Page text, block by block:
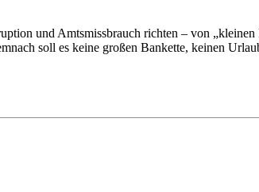
und Amtsmissbrauch richten – von „kleinen
soll es keine großen Bankette, keinen